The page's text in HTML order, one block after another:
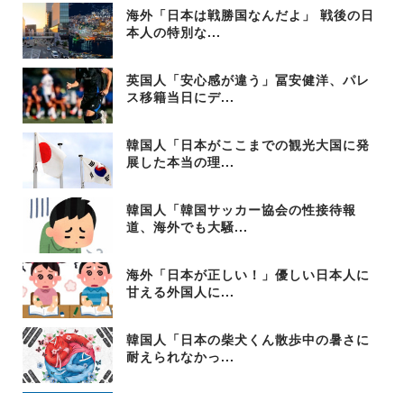
海外「日本は戦勝国なんだよ」 戦後の日
本人の特別な...
英国人「安心感が違う」冨安健洋、パレ
ス移籍当日にデ...
韓国人「日本がここまでの観光大国に発
展した本当の理...
韓国人「韓国サッカー協会の性接待報
道、海外でも大騒...
海外「日本が正しい！」優しい日本人に
甘える外国人に...
韓国人「日本の柴犬くん散歩中の暑さに
耐えられなかっ...